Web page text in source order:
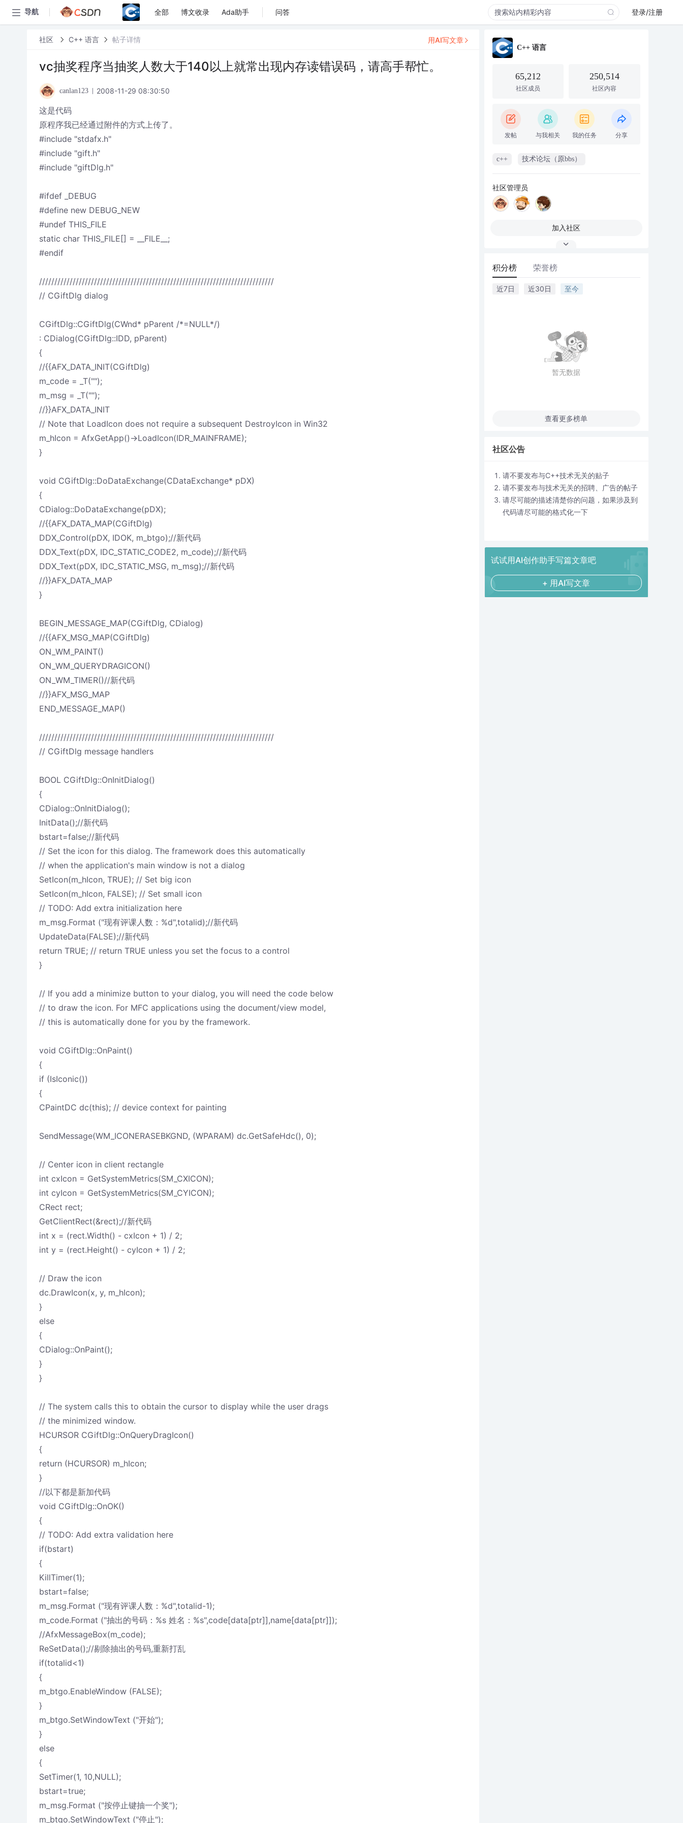
导航 全部 博文收录 Ada助手 问答 登录/注册
社区 C++ 语言 帖子详情
vc抽奖程序当抽奖人数大于140以上就常出现内存读错误码，请高手帮忙。
canlan123 2008-11-29 08:30:50
这是代码
原程序我已经通过附件的方式上传了。
#include "stdafx.h"
#include "gift.h"
#include "giftDlg.h"
#ifdef _DEBUG
#define new DEBUG_NEW
#undef THIS_FILE
static char THIS_FILE[] = __FILE__;
#endif
/////////////////////////////////////////////////////////////////////////////
// CGiftDlg dialog
CGiftDlg::CGiftDlg(CWnd* pParent /*=NULL*/)
: CDialog(CGiftDlg::IDD, pParent)
{
//{{AFX_DATA_INIT(CGiftDlg)
m_code = _T("");
m_msg = _T("");
//}}AFX_DATA_INIT
// Note that LoadIcon does not require a subsequent DestroyIcon in Win32
m_hIcon = AfxGetApp()->LoadIcon(IDR_MAINFRAME);
}
void CGiftDlg::DoDataExchange(CDataExchange* pDX)
{
CDialog::DoDataExchange(pDX);
//{{AFX_DATA_MAP(CGiftDlg)
DDX_Control(pDX, IDOK, m_btgo);//新代码
DDX_Text(pDX, IDC_STATIC_CODE2, m_code);//新代码
DDX_Text(pDX, IDC_STATIC_MSG, m_msg);//新代码
//}}AFX_DATA_MAP
}
BEGIN_MESSAGE_MAP(CGiftDlg, CDialog)
//{{AFX_MSG_MAP(CGiftDlg)
ON_WM_PAINT()
ON_WM_QUERYDRAGICON()
ON_WM_TIMER()//新代码
//}}AFX_MSG_MAP
END_MESSAGE_MAP()
/////////////////////////////////////////////////////////////////////////////
// CGiftDlg message handlers
BOOL CGiftDlg::OnInitDialog()
{
CDialog::OnInitDialog();
InitData();//新代码
bstart=false;//新代码
// Set the icon for this dialog. The framework does this automatically
// when the application's main window is not a dialog
SetIcon(m_hIcon, TRUE); // Set big icon
SetIcon(m_hIcon, FALSE); // Set small icon
// TODO: Add extra initialization here
m_msg.Format ("现有评课人数：%d",totalid);//新代码
UpdateData(FALSE);//新代码
return TRUE; // return TRUE unless you set the focus to a control
}
// If you add a minimize button to your dialog, you will need the code below
// to draw the icon. For MFC applications using the document/view model,
// this is automatically done for you by the framework.
void CGiftDlg::OnPaint()
{
if (IsIconic())
{
CPaintDC dc(this); // device context for painting
SendMessage(WM_ICONERASEBKGND, (WPARAM) dc.GetSafeHdc(), 0);
// Center icon in client rectangle
int cxIcon = GetSystemMetrics(SM_CXICON);
int cyIcon = GetSystemMetrics(SM_CYICON);
CRect rect;
GetClientRect(&rect);//新代码
int x = (rect.Width() - cxIcon + 1) / 2;
int y = (rect.Height() - cyIcon + 1) / 2;
// Draw the icon
dc.DrawIcon(x, y, m_hIcon);
}
else
{
CDialog::OnPaint();
}
}
// The system calls this to obtain the cursor to display while the user drags
// the minimized window.
HCURSOR CGiftDlg::OnQueryDragIcon()
{
return (HCURSOR) m_hIcon;
}
//以下都是新加代码
void CGiftDlg::OnOK()
{
// TODO: Add extra validation here
if(bstart)
{
KillTimer(1);
bstart=false;
m_msg.Format ("现有评课人数：%d",totalid-1);
m_code.Format ("抽出的号码：%s 姓名：%s",code[data[ptr]],name[data[ptr]]);
//AfxMessageBox(m_code);
ReSetData();//剔除抽出的号码,重新打乱
if(totalid<1)
{
m_btgo.EnableWindow (FALSE);
}
m_btgo.SetWindowText ("开始");
}
else
{
SetTimer(1, 10,NULL);
bstart=true;
m_msg.Format ("按停止键抽一个奖");
m_btgo.SetWindowText ("停止");
用AI写文章
C++ 语言
65,212
社区成员
250,514
社区内容
发帖 与我相关 我的任务 分享
c++ 技术论坛（原bbs）
社区管理员
加入社区
积分榜 荣誉榜
近7日 近30日 至今
暂无数据
查看更多榜单
社区公告
请不要发布与C++技术无关的贴子
请不要发布与技术无关的招聘、广告的帖子
请尽可能的描述清楚你的问题，如果涉及到
代码请尽可能的格式化一下
试试用AI创作助手写篇文章吧
+ 用AI写文章